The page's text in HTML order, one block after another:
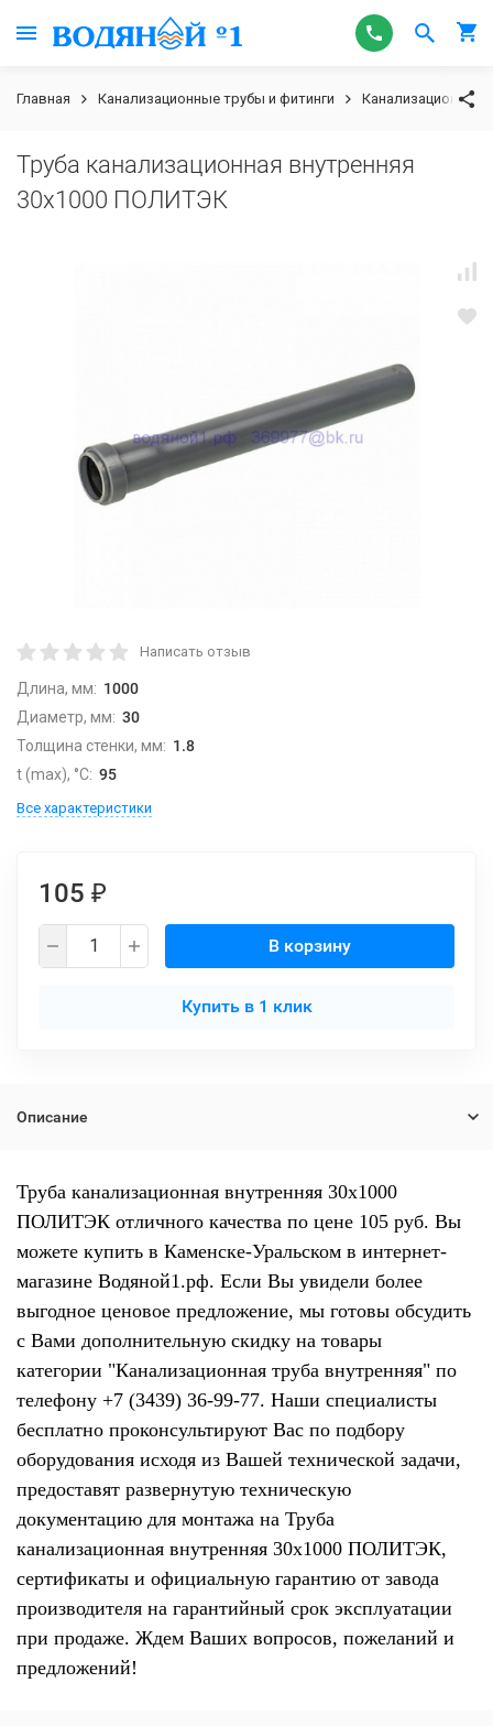
Главная Канализационные трубы и фитинги Канализационная
Труба канализационная внутренняя
30х1000 ПОЛИТЭК
Написать отзыв
Длина, мм: 1000
Диаметр, мм: 30
Толщина стенки, мм: 1.8
t (max), °С: 95
Все характеристики
105 ₽
В корзину
Купить в 1 клик
Описание
Труба канализационная внутренняя 30х1000
ПОЛИТЭК отличного качества по цене 105 руб. Вы
можете купить в Каменске-Уральском в интернет-
магазине Водяной1.рф. Если Вы увидели более
выгодное ценовое предложение, мы готовы обсудить
с Вами дополнительную скидку на товары
категории "Канализационная труба внутренняя" по
телефону +7 (3439) 36-99-77. Наши специалисты
бесплатно проконсультируют Вас по подбору
оборудования исходя из Вашей технической задачи,
предоставят развернутую техническую
документацию для монтажа на Труба
канализационная внутренняя 30х1000 ПОЛИТЭК,
сертификаты и официальную гарантию от завода
производителя на гарантийный срок эксплуатации
при продаже. Ждем Ваших вопросов, пожеланий и
предложений!